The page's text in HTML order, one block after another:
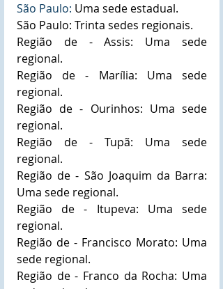
São Paulo: Uma sede estadual.
São Paulo: Trinta sedes regionais.
Região de - Assis: Uma sede
regional.
Região de - Marília: Uma sede
regional.
Região de - Ourinhos: Uma sede
regional.
Região de - Tupã: Uma sede
regional.
Região de - São Joaquim da Barra:
Uma sede regional.
Região de - Itupeva: Uma sede
regional.
Região de - Francisco Morato: Uma
sede regional.
Região de - Franco da Rocha: Uma